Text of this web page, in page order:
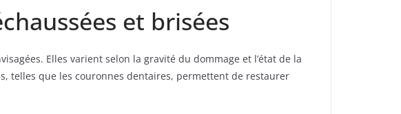
et brisées
Elles varient selon la gravité du dommage et l’état de la
telles que les couronnes dentaires, permettent de restaurer